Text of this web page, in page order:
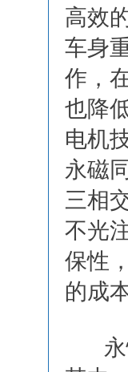
高效
车身
作，
也降
电机
永磁
三相
不光
保性
的成